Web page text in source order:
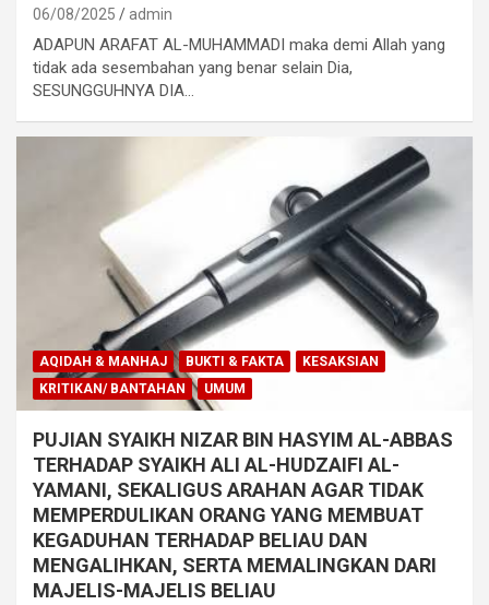
06/08/2025 admin
ADAPUN ARAFAT AL-MUHAMMADI maka demi Allah yang
tidak ada sesembahan yang benar selain Dia,
SESUNGGUHNYA DIA…
AQIDAH & MANHAJ BUKTI & FAKTA
KESAKSIAN
KRITIKAN/ BANTAHAN
UMUM
PUJIAN SYAIKH NIZAR BIN HASYIM AL-ABBAS
TERHADAP SYAIKH ALI AL-HUDZAIFI AL-
YAMANI, SEKALIGUS ARAHAN AGAR TIDAK
MEMPERDULIKAN ORANG YANG MEMBUAT
KEGADUHAN TERHADAP BELIAU DAN
MENGALIHKAN, SERTA MEMALINGKAN DARI
MAJELIS-MAJELIS BELIAU